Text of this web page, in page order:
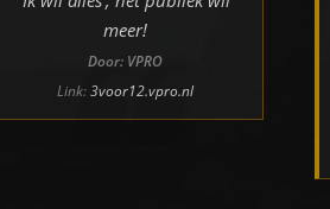
meer!
Door: VPRO
Link:3voor12.vpro.nl